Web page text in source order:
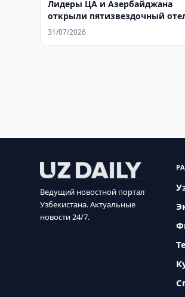
Лидеры ЦА и Азербайджана
открыли пятизвездочный
на Иссык-Куле
31/07/2026
Ведущий новостной портал
Узбекистана. Актуальные
новости 24/7.